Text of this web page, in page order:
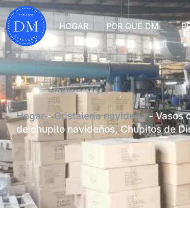
HOGAR POR QUÉ DM
Hogar-Cristalería navideña-Vasos
de chupito navideños, Chupitos de